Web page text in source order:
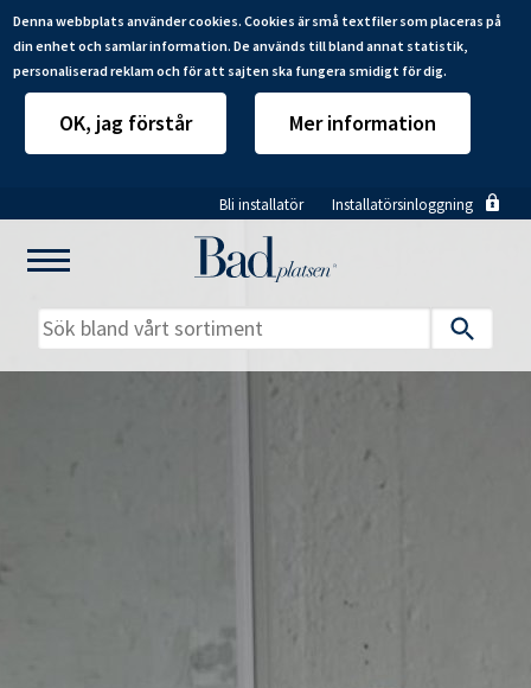
Denna webbplats använder cookies. Cookies är små textfiler som placeras på
din enhet och samlar information. De används till bland annat statistik,
personaliserad reklam och för att sajten ska fungera smidigt för dig.
OK, jag förstår Mer information
till
huvudinnehåll
Bli installatör Installatörsinloggning